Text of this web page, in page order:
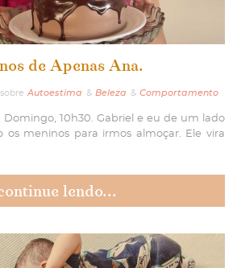
de Apenas Ana.
sobre Autoestima & Beleza & Comportamento
10h30. Gabriel e eu de um lado
os meninos para irmos almoçar. Ele vira
lendo...